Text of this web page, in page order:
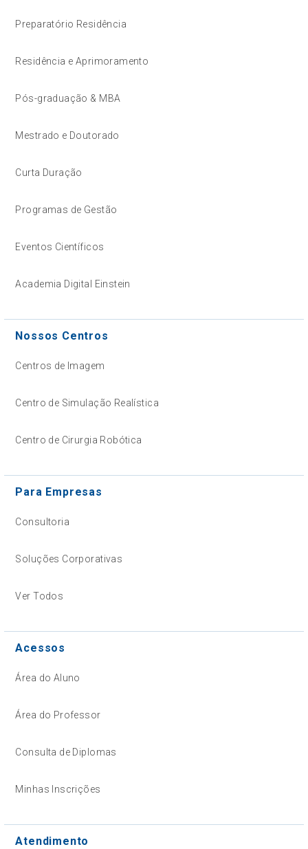
Preparatório Residência
Residência e Aprimoramento
Pós-graduação & MBA
Mestrado e Doutorado
Curta Duração
Programas de Gestão
Eventos Científicos
Academia Digital Einstein
Nossos Centros
Centros de Imagem
Centro de Simulação Realística
Centro de Cirurgia Robótica
Para Empresas
Consultoria
Soluções Corporativas
Ver Todos
Acessos
Área do Aluno
Área do Professor
Consulta de Diplomas
Minhas Inscrições
Atendimento